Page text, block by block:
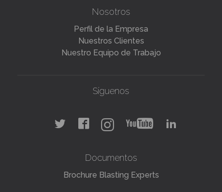
Nosotros
Perfil de la Empresa
Nuestros Clientes
Nuestro Equipo de Trabajo
Síguenos
Documentos
Brochure Blasting Experts